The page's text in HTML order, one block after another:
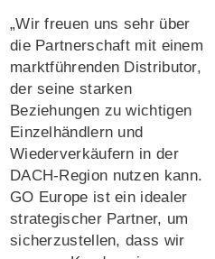
„Wir freuen uns sehr über
die Partnerschaft mit einem
marktführenden Distributor,
der seine starken
Beziehungen zu wichtigen
Einzelhändlern und
Wiederverkäufern in der
DACH-Region nutzen kann.
GO Europe ist ein idealer
strategischer Partner, um
sicherzustellen, dass wir